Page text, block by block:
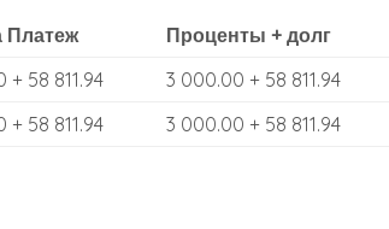
Платеж Проценты + долг
+ 58 811.94 3 000.00 + 58 811.94
+ 58 811.94 3 000.00 + 58 811.94